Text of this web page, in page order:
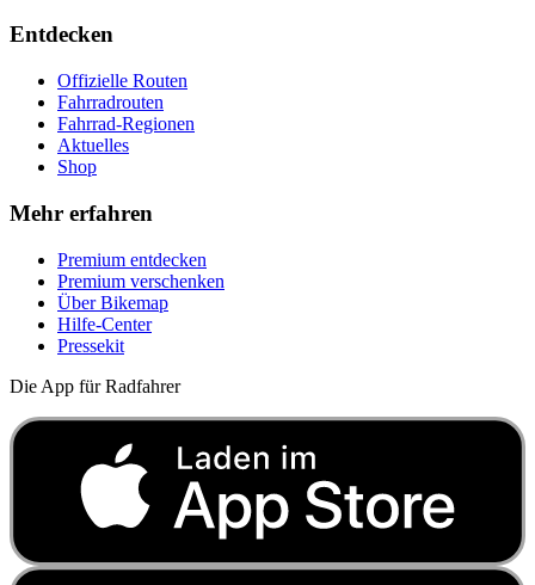
Entdecken
Offizielle Routen
Fahrradrouten
Fahrrad-Regionen
Aktuelles
Shop
Mehr erfahren
Premium entdecken
Premium verschenken
Über Bikemap
Hilfe-Center
Pressekit
Die App für Radfahrer